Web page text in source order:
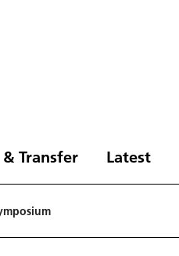
& Transfer Latest